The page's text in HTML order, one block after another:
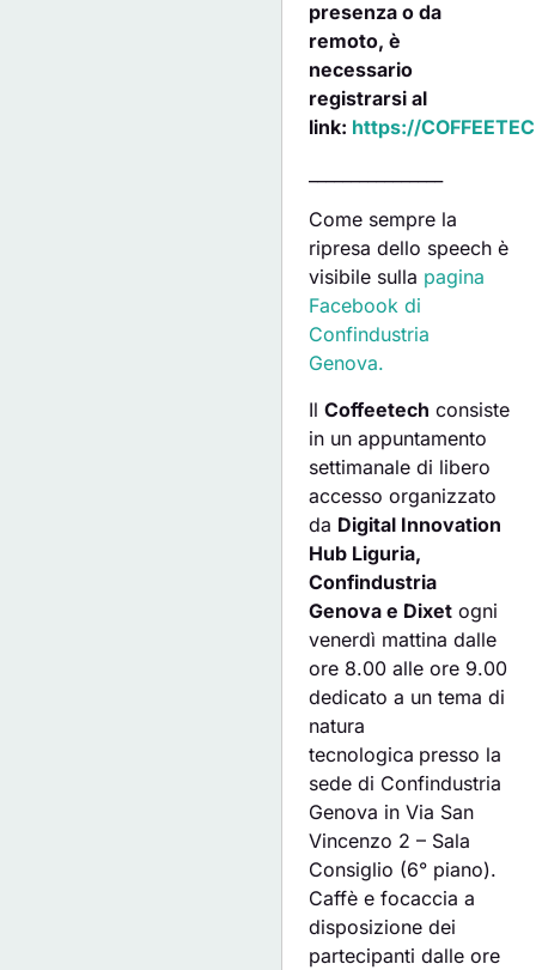
presenza o da
remoto, è
necessario
registrarsi al
link: https://
Come sempre la
ripresa dello speech è
visibile sulla pagina
Facebook di
Confindustria
Genova.
IlCoffeetech consiste
in un appuntamento
settimanale di libero
accesso organizzato
da Digital Innovation
Hub Liguria,
Confindustria
Genova e Dixet ogni
venerdì mattina dalle
ore 8.00 alle ore 9.00
dedicato a un tema di
natura
tecnologica presso la
sede di Confindustria
Genova in Via San
Vincenzo 2 – Sala
Consiglio (6° piano).
Caffè e focaccia a
disposizione dei
partecipanti dalle ore